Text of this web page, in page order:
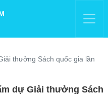
thưởng Sách quốc gia lần
dự Giải thưởng Sách